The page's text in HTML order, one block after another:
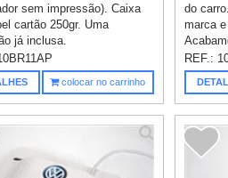
sem impressão). Caixa
cartão 250gr. Uma
já inclusa.
colocar no carrinho
do
marca
REF.: